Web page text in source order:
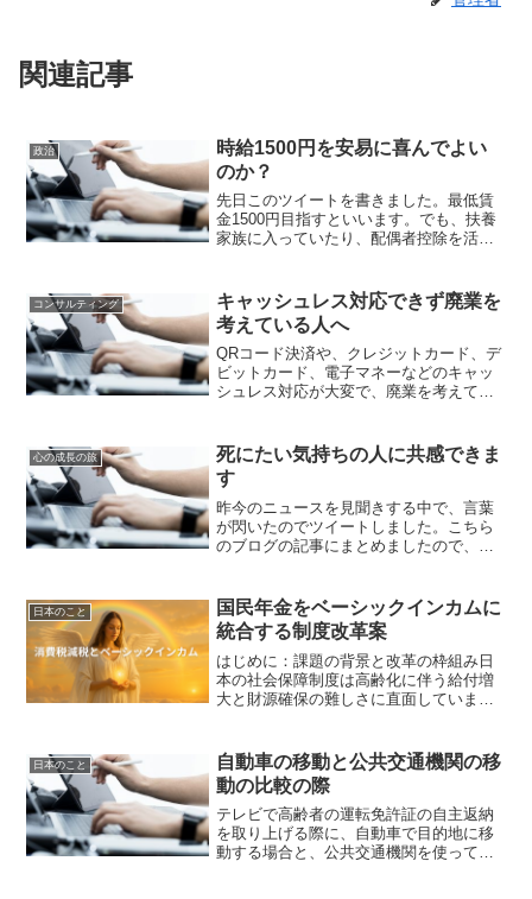
関連記事
政治
時給1500円を安易に喜んでよい
のか？
先日このツイートを書きました。最低賃
金1500円目指すといいます。でも、扶養
家族に入っていたり、配偶者控除を活用
たら、パートタイマーで働く人は、極論
で、一人当たりの...
コンサルティング
キャッシュレス対応できず廃業を
考えている人へ
QRコード決済や、クレジットカード、デ
ビットカード、電子マネーなどのキャッ
シュレス対応が大変で、廃業を考えてし
対応するためのレジ購入が出来ないか
ら、廃業するという人も居...
心の成長の旅
死にたい気持ちの人に共感できま
す
昨今のニュースを見聞きする中で、言葉
が閃いたのでツイートしました。こちら
のブログの記事にまとめましたので、ぜ
あります。私の作品が、死にたいと思い
悩む人たちの救いになるこ...
日本のこと
国民年金をベーシックインカムに
統合する制度改革案
はじめに：課題の背景と改革の枠組み日
本の社会保障制度は高齢化に伴う給付増
大と財源確保の難しさに直面していま
ーシックインカム（BI）に統合する大胆
な改革を検討します。厚...
日本のこと
自動車の移動と公共交通機関の移
動の比較の際
テレビで高齢者の運転免許証の自主返納
を取り上げる際に、自動車で目的地に移
動する場合と、公共交通機関を使って移